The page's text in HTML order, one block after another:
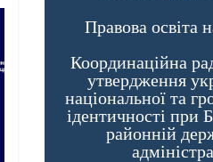
Правова освіта
Координаційна
утвердження
національної та
ідентичності при
районній